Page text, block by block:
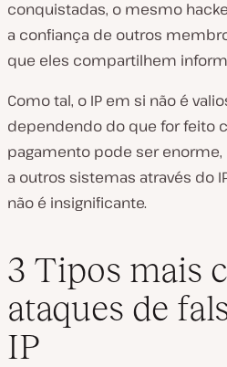
conquistadas, o mesmo
a confiança de outros
que eles compartilhem
Como tal, o IP em si não é
dependendo do que for feito
pagamento pode ser
a outros sistemas através do
não é insignificante.
3 Tipos mais
ataques de
IP